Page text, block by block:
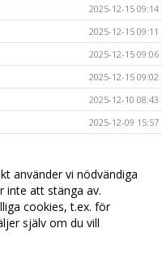
2025-12-15 09:14
2025-12-15 09:11
2025-12-15 09:06
2025-12-15 09:02
2025-12-10 08:43
2025-12-09 15:57
2025-12-08 19:15
2025-12-08 19:13
2025-12-08 19:04
använder vi nödvändiga
inte att stänga av.
cookies, t.ex. för
själv om du vill